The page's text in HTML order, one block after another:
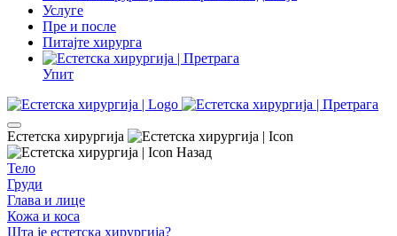
Услуге
Пре и после
Питајте хирурга
Упит
Естетска хирургија
Назад
Тело
Груди
Глава и лице
Кожа и коса
Шта је естетска хирургија?